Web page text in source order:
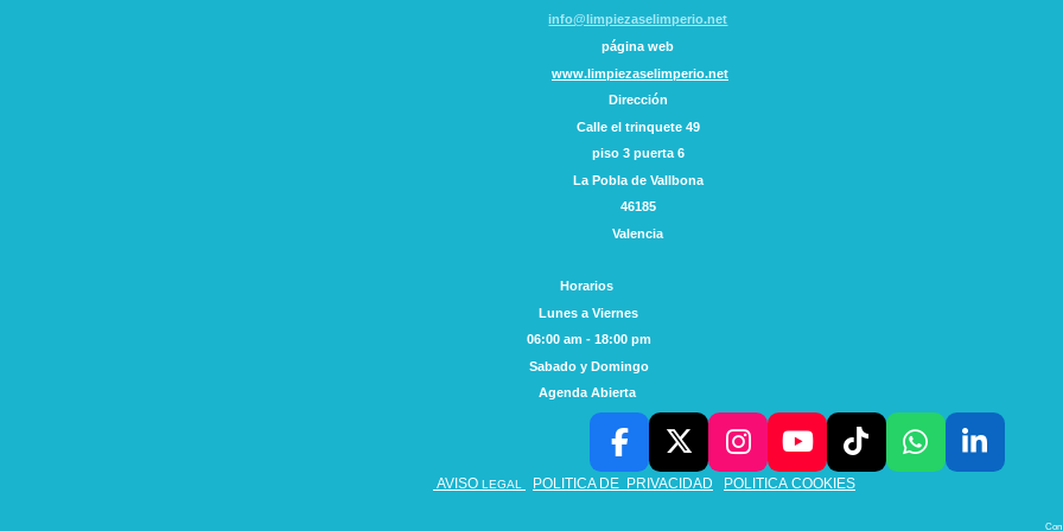
info@limpiezaselimperio.net
página web
www.limpiezaselimperio.net
Dirección
Calle el trinquete 49
piso 3 puerta 6
La Pobla de Vallbona
46185
Valencia
Horarios
Lunes a Viernes
06:00 am - 18:00 pm
Sabado y Domingo
Agenda Abierta
F
a
X
I
n
Y
o
T
i
W
h
L
i
AVISO LEGAL POLITICA DE PRIVACIDAD POLITICA COOKIES